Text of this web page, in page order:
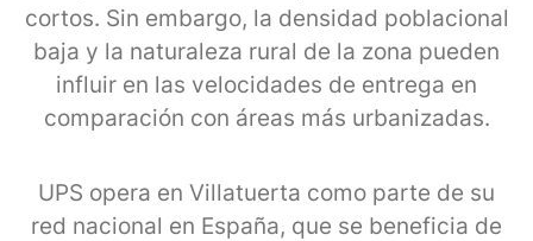
cortos. Sin embargo, la densidad poblacional
baja y la naturaleza rural de la zona pueden
influir en las velocidades de entrega en
comparación con áreas más urbanizadas.
UPS opera en Villatuerta como parte de su
red nacional en España, que se beneficia de